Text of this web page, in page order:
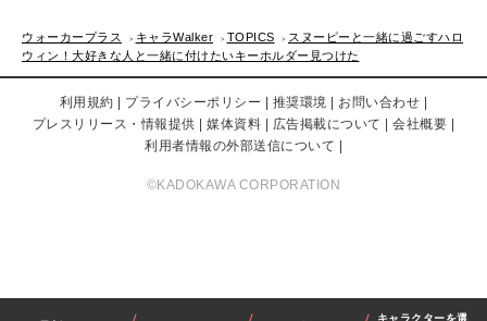
キャラクターを選
ウォーカープラス キャラWalker TOPICS
スヌーピーと一緒に過ごすハロ
ウィン！大好きな人と一緒に付けたいキーホルダー見つけた
利用規約 プライバシーポリシー 推奨環境
お問い合わせ
プレスリリース・情報提供
媒体資料 広告掲載について
会社概要
利用者情報の外部送信について
©KADOKAWA CORPORATION